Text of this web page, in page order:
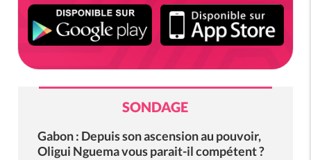
SONDAGE
Gabon : Depuis son ascension au pouvoir,
Oligui Nguema vous parait-il compétent ?